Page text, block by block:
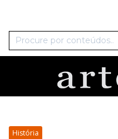
História